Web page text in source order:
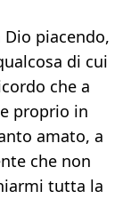
piacendo,
di cui
che a
proprio in
amato, a
che non
tutta la